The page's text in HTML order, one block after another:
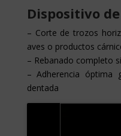
Dispositivo
– Corte de trozos
aves o productos
– Rebanado completo
– Adherencia óptima
dentada